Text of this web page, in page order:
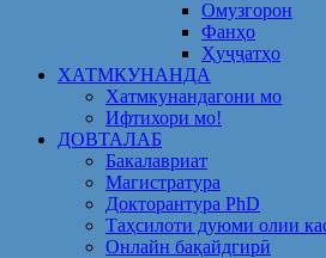
Омузгорон
Фанҳо
Ҳуҷҷатҳо
ХАТМКУНАНДА
Хатмкунандагони мо
Ифтихори мо!
ДОВТАЛАБ
Бакалавриат
Магистратура
Докторантура PhD
Таҳсилоти дуюми олии
Онлайн бақайдгирӣ